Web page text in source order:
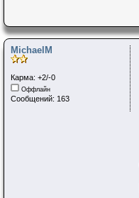
MichaelM
Карма: +2/-0
Оффлайн
Сообщений: 163